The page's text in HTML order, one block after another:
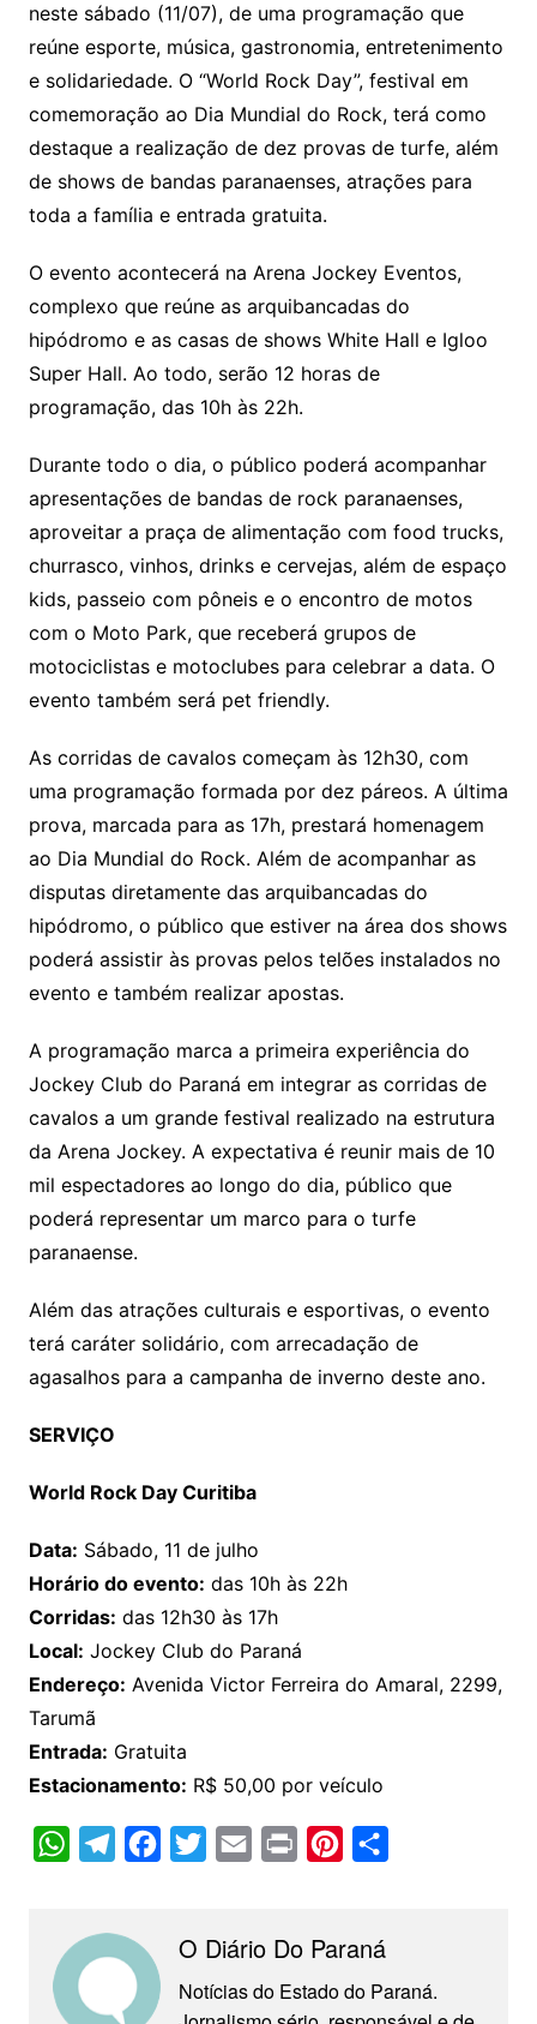
neste sábado (11/07), de uma programação que
reúne esporte, música, gastronomia, entretenimento
e solidariedade. O “World Rock Day”, festival em
comemoração ao Dia Mundial do Rock, terá como
destaque a realização de dez provas de turfe, além
de shows de bandas paranaenses, atrações para
toda a família e entrada gratuita.
O evento acontecerá na Arena Jockey Eventos,
complexo que reúne as arquibancadas do
hipódromo e as casas de shows White Hall e Igloo
Super Hall. Ao todo, serão 12 horas de
programação, das 10h às 22h.
Durante todo o dia, o público poderá acompanhar
apresentações de bandas de rock paranaenses,
aproveitar a praça de alimentação com food trucks,
churrasco, vinhos, drinks e cervejas, além de espaço
kids, passeio com pôneis e o encontro de motos
com o Moto Park, que receberá grupos de
motociclistas e motoclubes para celebrar a data. O
evento também será pet friendly.
As corridas de cavalos começam às 12h30, com
uma programação formada por dez páreos. A última
prova, marcada para as 17h, prestará homenagem
ao Dia Mundial do Rock. Além de acompanhar as
disputas diretamente das arquibancadas do
hipódromo, o público que estiver na área dos shows
poderá assistir às provas pelos telões instalados no
evento e também realizar apostas.
A programação marca a primeira experiência do
Jockey Club do Paraná em integrar as corridas de
cavalos a um grande festival realizado na estrutura
da Arena Jockey. A expectativa é reunir mais de 10
mil espectadores ao longo do dia, público que
poderá representar um marco para o turfe
paranaense.
Além das atrações culturais e esportivas, o evento
terá caráter solidário, com arrecadação de
agasalhos para a campanha de inverno deste ano.
SERVIÇO
World Rock Day Curitiba
Data: Sábado, 11 de julho
Horário do evento: das 10h às 22h
Corridas: das 12h30 às 17h
Local: Jockey Club do Paraná
Endereço: Avenida Victor Ferreira do Amaral, 2299,
Tarumã
Entrada: Gratuita
Estacionamento: R$ 50,00 por veículo
W
t
s
e
b
t
t
i
l
n
t
t
e
a
O Diário Do Paraná
Notícias do Estado do Paraná.